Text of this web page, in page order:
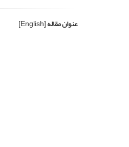
عنوان مقاله[English]